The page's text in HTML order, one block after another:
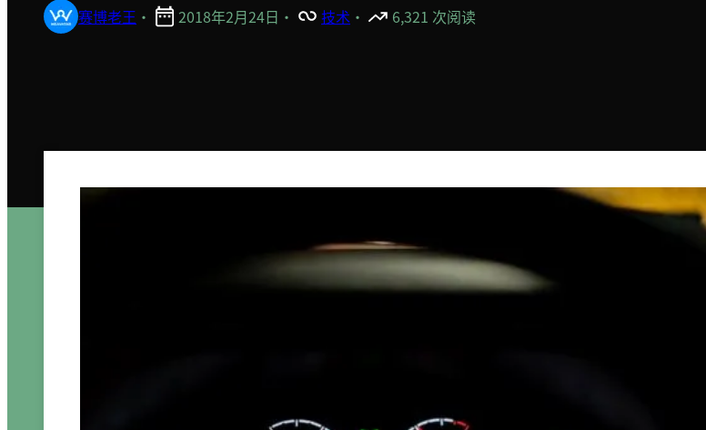
赛博老王 · 2018年2月24日 · 技术 · 6,321 次阅读